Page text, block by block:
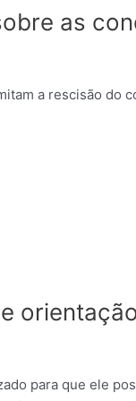
as
a rescisão do
para que ele